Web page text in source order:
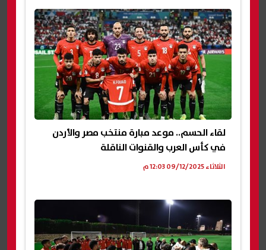
لقاء الحسم.. موعد مبارة منتخب مصر والأردن
في كأس العرب والقنوات الناقلة
الثلاثاء 09/12/2025 12:03 م